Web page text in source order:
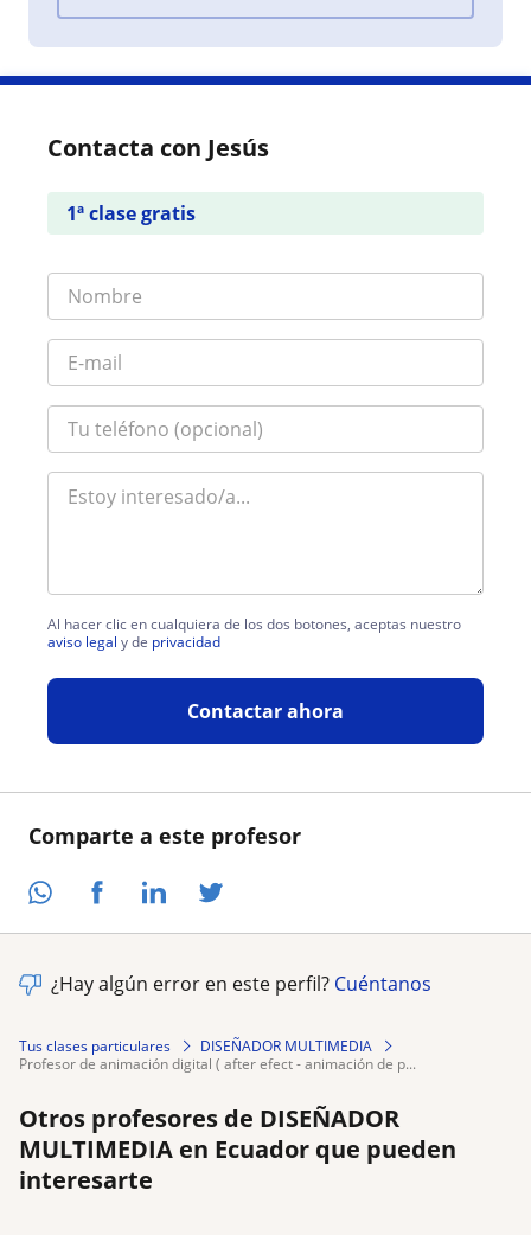
Comparte a este profesor
Contacta con Jesús
1ª clase gratis
Al hacer clic en cualquiera de los dos botones, aceptas nuestro
aviso legal y de privacidad
Contactar ahora
¿Hay algún error en este perfil? Cuéntanos
Tus clases particulares
DISEÑADOR MULTIMEDIA
profesor de animación digital ( after efect - animación de p...
Otros profesores de DISEÑADOR
MULTIMEDIA en Ecuador que pueden
interesarte